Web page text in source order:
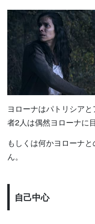
ヨローナはパトリシア
者2人は偶然ヨローナに
もしくは何かヨローナ
ん。
自己中心